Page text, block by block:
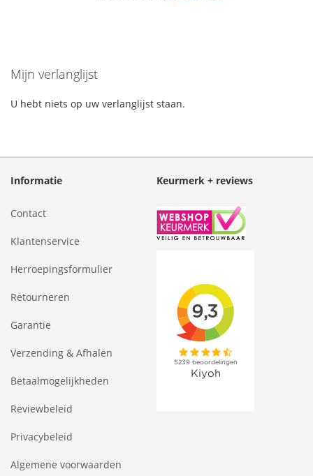
Mijn verlanglijst
U hebt niets op uw verlanglijst staan.
Informatie
Contact
Klantenservice
Herroepingsformulier
Retourneren
Garantie
Verzending & Afhalen
Betaalmogelijkheden
Reviewbeleid
Privacybeleid
Algemene voorwaarden
Keurmerk + reviews